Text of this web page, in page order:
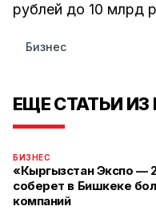
рублей до 10 млрд
Бизнес
ЕЩЕ СТАТЬИ ИЗ
БИЗНЕС
«Кыргызстан Экспо —
соберет в Бишкеке
компаний